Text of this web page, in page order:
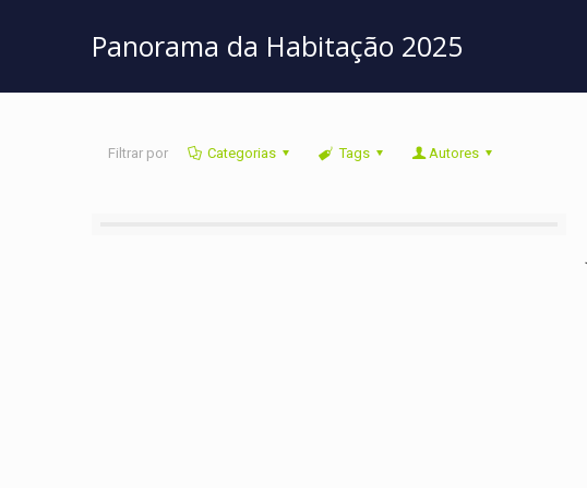
Panorama da Habitação 2025
Filtrar por Categorias Tags Autores